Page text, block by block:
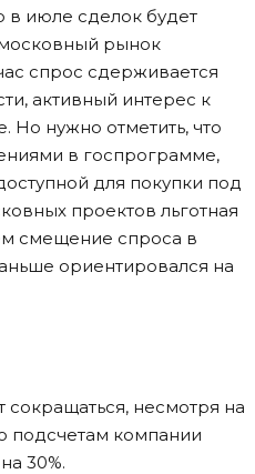
в июле сделок будет
рынок
спрос сдерживается
активный интерес к
Но нужно отметить, что
в госпрограмме,
для покупки под
проектов льготная
смещение спроса в
ориентировался на
несмотря на
подсчетам компании
30%.